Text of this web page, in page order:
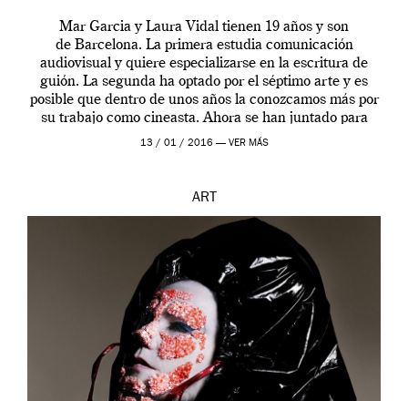
Mar Garcia y Laura Vidal tienen 19 años y son
de Barcelona. La primera estudia comunicación
audiovisual y quiere especializarse en la escritura de
guión. La segunda ha optado por el séptimo arte y es
posible que dentro de unos años la conozcamos más por
su trabajo como cineasta. Ahora se han juntado para
contarnos una […]
13 / 01 / 2016 — VER MÁS
ART